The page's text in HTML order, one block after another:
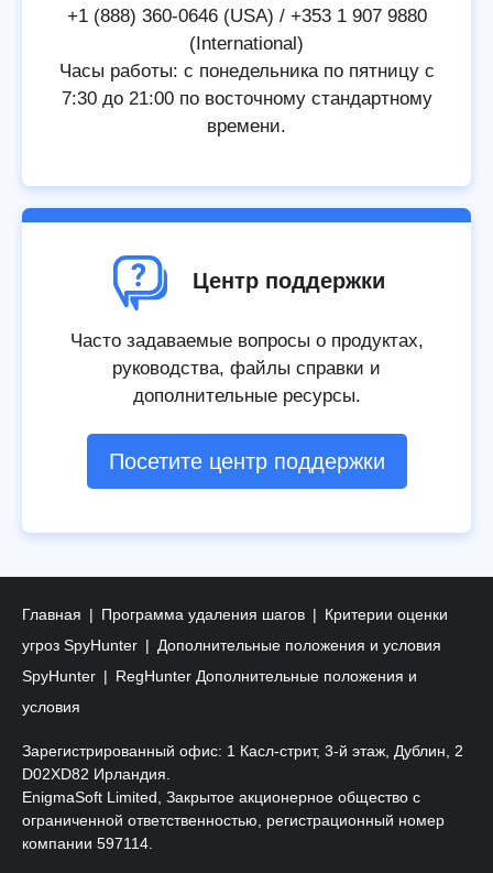
+1 (888) 360-0646 (USA) / +353 1 907 9880
(International)
Часы работы: с понедельника по пятницу с
7:30 до 21:00 по восточному стандартному
времени.
Центр поддержки
Часто задаваемые вопросы о продуктах,
руководства, файлы справки и
дополнительные ресурсы.
Посетите центр поддержки
Главная Программа удаления шагов
Критерии оценки
угроз SpyHunter
Дополнительные положения и условия
SpyHunter
RegHunter Дополнительные положения и
условия
Зарегистрированный офис: 1 Касл-стрит, 3-й этаж, Дублин, 2
D02XD82 Ирландия.
EnigmaSoft Limited, Закрытое акционерное общество с
ограниченной ответственностью, регистрационный номер
компании 597114.